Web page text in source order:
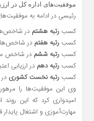
موفقیت‌های اداره کل در
رئیسی در ادامه به
کسب رتبه هشتم در شاخص‌های
کسب رتبه هفتم در
کسب رتبه ششم در شاخص
کسب رتبه دهم در ارزیابی
کسب رتبه نخست کشوری
وی این موفقیت‌ها را
امیدواری کرد که این روند
مهارت‌آموزی و اشتغال پایدار